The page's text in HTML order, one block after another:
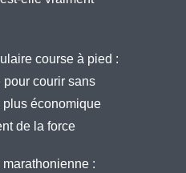
course à pied :
pour courir sans
plus économique
de la force
marathonienne :